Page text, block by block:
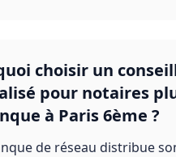
choisir un
pour notaires
à Paris 6ème ?
de réseau distribue